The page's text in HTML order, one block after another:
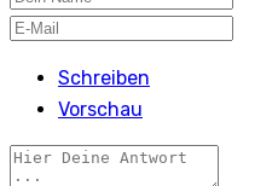
Schreiben
Vorschau